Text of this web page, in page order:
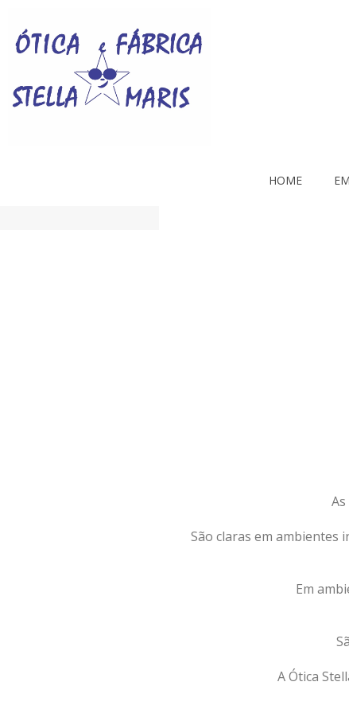
HOME
São claras em ambientes
Em
A Ótica